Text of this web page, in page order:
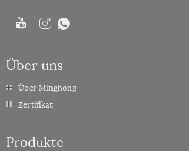
Über uns
Über Minghong
Zertifikat
Produkte